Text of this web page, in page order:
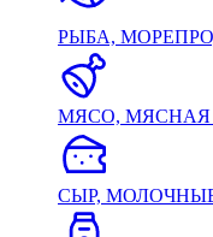
РЫБА,
МЯСО, МЯСНАЯ
СЫР,